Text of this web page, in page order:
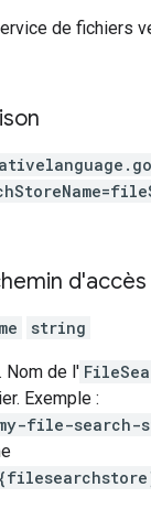
de fichiers
d'accès
string
Nom de l'
Exemple :
file-search-